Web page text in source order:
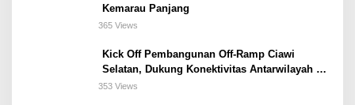
Kemarau Panjang
365 Views
Kick Off Pembangunan Off-Ramp Ciawi
Selatan, Dukung Konektivitas Antarwilayah di
Bogor Selatan
353 Views